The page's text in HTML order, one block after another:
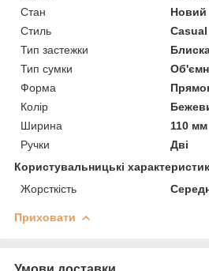
Стан
Новий
Стиль
Casual
Тип застежки
Тип сумки
Форма
Колір
Ширина
110 мм
Ручки
Дві
Користувальницькі
Жорсткість
Приховати